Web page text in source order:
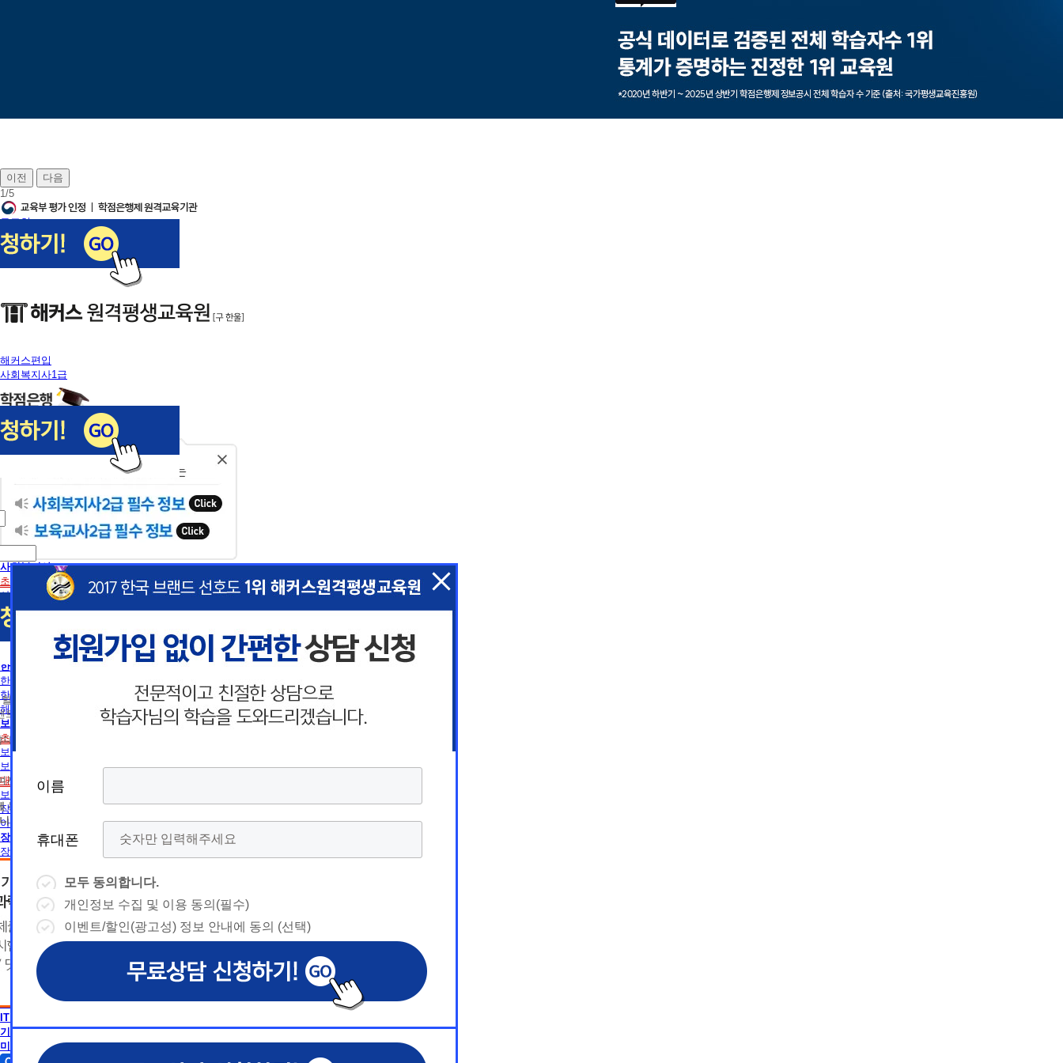
이전
다음
1/5
로그인
회원가입
장바구니
해커스편입
사회복지사1급
사회복지사
초보길잡이
사회복지사란
사회복지사2급 취득방법
사회복지사1급 취득방법
사회복지학사/전문학사
한국어교원
한국어교원이란
한국어교원 취득방법
해외취업전망
보육교사
초보길잡이
보육교사란
보육교사2급 취득방법
대면수업일정
보육교사1급 취득방법
장애영유아 보육교사란
아동학사/전문학사
장애영유아 보육교사
장애영유아 보육교사란
CPA (공인회계사)란
경영학이란
자격증 정보
독학사 정보
편입 정보
심리학
심리학이란
AICPA (미국공인회계사)란
IT 공학
기사 · 산업기사
미용학
폰
* 날짜입력 키보드 사용법
- page up/down 키 = 다음달/이전
- ctrl+ 방향키 좌,우, 위, 아래 = 날
짜선택
날짜선택
날
선
예
간
상담내용(필수)
수강신청
문의
상담 희망내용 (선택)
폰
* 날짜입력 키보드 사용법
- page up/down 키 = 다음달/이전
- ctrl+ 방향키 좌,우, 위, 아래 = 날
짜선택
전달
- ctrl+ 방향키 좌,우, 위, 아래 =
날짜선택
날
짜
예
상담내용(필수)
수강신청
문의
이름
휴대폰
모두 동의합니다.
개인정보 수집 및 이용 동의(필수)
이벤트/할인(광고성) 정보 안내에 동의 (선택)
◆ 개인정보 수집 · 이용 동의
1. 개인정보 수집·이용 목적
1) 무료상담 진행 및 문의 사항 응대, 동일·후속 문의에 대한 상담 서비스
제공, 상담 이력 관리 및 상담 관련 분쟁·민원 처리
2) 광고성 정보 수신에 별도 동의한 자에 한하여 해커스 원
이름
휴대폰
모두 동의합니다.
개인정보 수집 및 이용 동의(필수)
이벤트/할인(광고성) 정보 안내에 동의 (선택)
◆ 개인정보 수집 · 이용 동의
1. 개인정보 수집·이용 목적
1) 무료상담 진행 및 문의 사항 응대, 동일·후속 문의에 대한 상담 서비스
제공, 상담 이력 관리 및 상담 관련 분쟁·민원 처리
2) 광고성 정보 수신에 별도 동의한 자에 한하여 해커스 원
이름
휴대폰
모두 동의합니다.
개인정보 수집 및 이용 동의(필수)
이벤트/할인(광고성) 정보 안내에 동의 (선택)
◆ 개인정보 수집 · 이용 동의
1. 개인정보 수집·이용 목적
1) 무료상담 진행 및 문의 사항 응대, 동일·후속 문의에 대한 상담 서비스
제공, 상담 이력 관리 및 상담 관련 분쟁·민원 처리
2) 광고성 정보 수신에 별도 동의한 자에 한하여 해커스 원
이름
휴대폰
모두 동의합니다.
개인정보 수집 및 이용 동의(필수)
이벤트/할인(광고성) 정보 안내에 동의 (선택)
인혜택 제공
등 광고성 정보 제공, 통계자료 활용
폰 번호
의 해지나 개인정보 삭제요청 시까지
동의하지 않을 수 있습니다.
다.